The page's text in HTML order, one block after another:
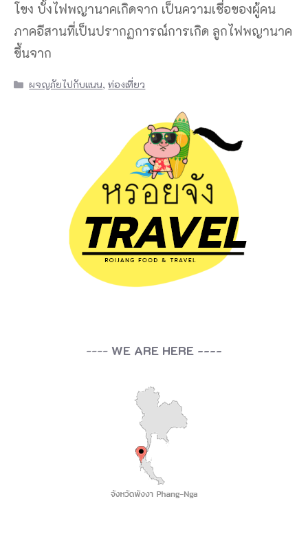
โขง บั้งไฟพญานาคเกิดจาก เป็นความเชื่อของผู้คน
ภาคอีสานที่เป็นปรากฏการณ์การเกิด ลูกไฟพญานาค
ขึ้นจาก
Categories
ผจญภัยไปกับแนน,ท่องเที่ยว
---- WE ARE HERE ----